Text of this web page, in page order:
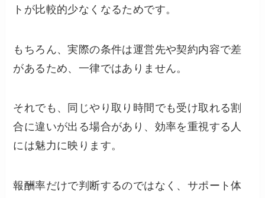
トが比較的少なくなるためです。
もちろん、実際の条件は運営先や契約内容で差
があるため、一律ではありません。
それでも、同じやり取り時間でも受け取れる割
合に違いが出る場合があり、効率を重視する人
には魅力に映ります。
報酬率だけで判断するのではなく、サポート体